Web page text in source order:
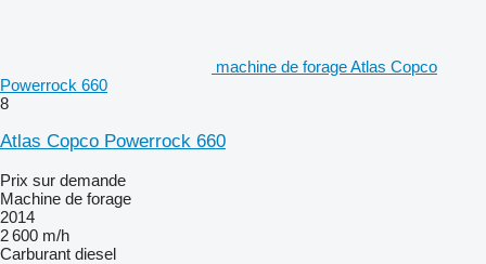
machine de forage Atlas Copco
Powerrock 660
8
Atlas Copco Powerrock 660
Prix sur demande
Machine de forage
2014
2 600 m/h
Carburant diesel